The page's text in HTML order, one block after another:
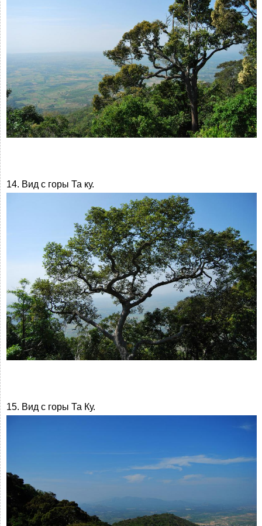
14. Вид с горы Та ку.
15. Вид с горы Та Ку.